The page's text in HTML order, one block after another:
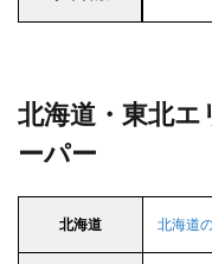
北海道・東北エ
ーパー
北海道 北海道